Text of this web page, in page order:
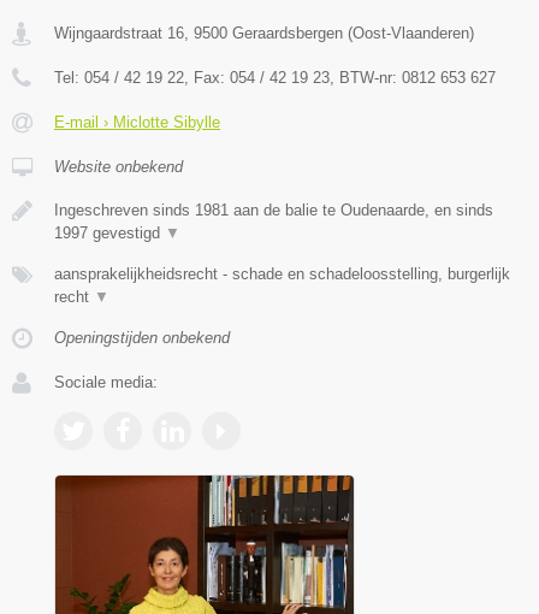
Wijngaardstraat 16 9500 Geraardsbergen (Oost-Vlaanderen)
Tel: 054 / 42 19 22 , Fax: 054 / 42 19 23 , BTW-nr: 0812 653 627
E-mail › Miclotte Sibylle
Website onbekend
Ingeschreven sinds 1981 aan de balie te Oudenaarde, en sinds
1997 gevestigd ▼
aansprakelijkheidsrecht - schade en schadeloosstelling, burgerlijk
recht ▼
Openingstijden onbekend
Sociale media: